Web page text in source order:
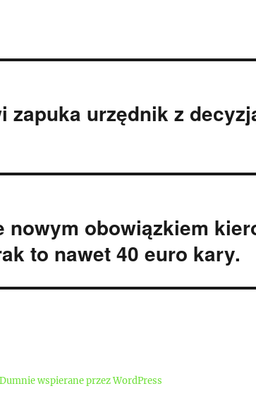
zapuka urzędnik z
nowym obowiązkiem
to nawet 40 euro kary.
Dumnie wspierane przez WordPress